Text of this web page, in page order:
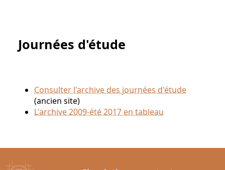
Journées d'étude
Consulter l'archive des journées d'étude
(ancien site)
L'archive 2009-été 2017 en tableau